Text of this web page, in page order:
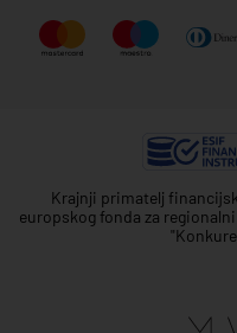
Krajnji primatelj
europskog fonda za